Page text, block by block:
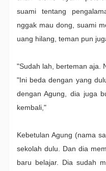
suami tentang
nggak mau dong, suami
uang hilang, teman pun
"Sudah lah, berteman aja.
"Ini beda dengan yang
dengan Agung, dia juga
kembali,"
Kebetulan Agung (nama
sekolah dulu. Dan dia
baru belajar. Dia sudah